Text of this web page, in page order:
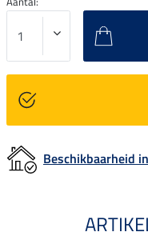
Beschikbaarheid